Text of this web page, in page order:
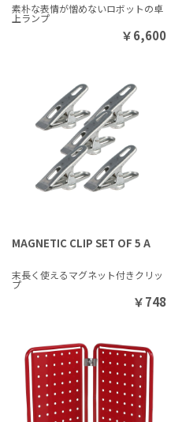
素朴な表情が憎めないロボットの卓
上ランプ
￥6,600
MAGNETIC CLIP SET OF 5 A
末長く使えるマグネット付きクリッ
プ
￥748